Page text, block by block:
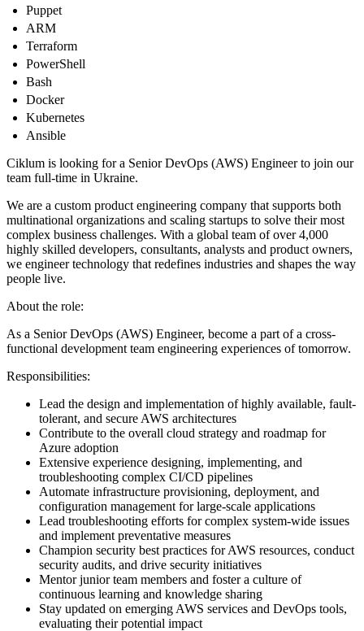
Puppet
ARM
Terraform
PowerShell
Bash
Docker
Kubernetes
Ansible
Ciklum is looking for a Senior DevOps (AWS) Engineer to join our
team full-time in Ukraine.
We are a custom product engineering company that supports both
multinational organizations and scaling startups to solve their most
complex business challenges. With a global team of over 4,000
highly skilled developers, consultants, analysts and product owners,
we engineer technology that redefines industries and shapes the way
people live.
About the role:
As a Senior DevOps (AWS) Engineer, become a part of a cross-
functional development team engineering experiences of tomorrow.
Responsibilities:
Lead the design and implementation of highly available, fault-
tolerant, and secure AWS architectures
Contribute to the overall cloud strategy and roadmap for
Azure adoption
Extensive experience designing, implementing, and
troubleshooting complex CI/CD pipelines
Automate infrastructure provisioning, deployment, and
configuration management for large-scale applications
Lead troubleshooting efforts for complex system-wide issues
and implement preventative measures
Champion security best practices for AWS resources, conduct
security audits, and drive security initiatives
Mentor junior team members and foster a culture of
continuous learning and knowledge sharing
Stay updated on emerging AWS services and DevOps tools,
evaluating their potential impact